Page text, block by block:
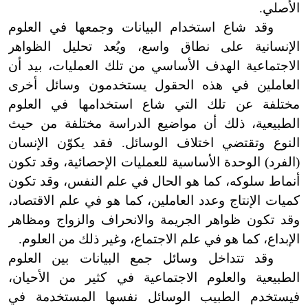
الأصلي.
وقد شاع استخدام البيانات وجمعها في العلوم
الإنسانية على نطاق واسع، ويُعد تحليل الظواهر
الاجتماعية الهدف الأساسي من تلك العمليات، بيد أن
العاملين في هذه الحقول يستخدمون وسائل أخرى
مختلفة عن تلك التي شاع استخدامها في العلوم
الطبيعية، ذلك أن مواضيع الدراسة مختلفة من حيث
النوع وتقتضي اختلاف الوسائل. فقد يكوّن الإنسان
( الفرد) الوحدة الأساسية للعمليات الإحصائية، وقد تكون
أنماط سلوكه، كما هو الحال في علم النفس، وقد تكون
كميات الإنتاج وعدد العاملين، كما هو في علم الاقتصاد،
وقد تكون ظواهر الجريمة والانحراف والزواج ومظاهر
الإبداع، كما هو في علم الاجتماع، وغير ذلك من العلوم.
وقد تتداخل وسائل جمع البيانات بين العلوم
الطبيعية والعلوم الاجتماعية في كثير من الأحيان،
فيستخدم الطبيب الوسائل نفسها المستخدمة في